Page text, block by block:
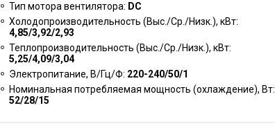
Тип мотора вентилятора: DC
Холодопроизводительность (Выс./Ср./Низк.), кВт:
4,85/3,92/2,93
Теплопроизводительность (Выс./Ср./Низк.), кВт:
5,25/4,09/3,04
Электропитание, В/Гц/Ф: 220-240/50/1
Номинальная потребляемая мощность (охлаждение), Вт:
52/28/15